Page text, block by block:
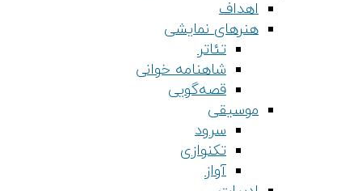
اهداف
هنرهای نمایشی
تئاتر
شاهنامه خوانی
قصه‌گویی
موسیقی
سرود
تکنوازی
آواز